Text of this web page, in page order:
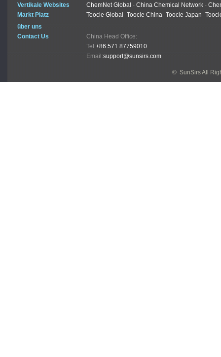
Vertikale Websites ChemNet Global - China Chemical Network -
Markt Platz
Toocle Global - Toocle China- Toocle Japan-
über uns
Contact Us
China Head Office:
Tel:+86 571 87759010
Email:support@sunsirs.com
© SunSirs All